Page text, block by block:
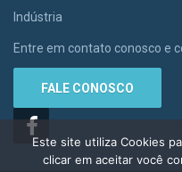
Indústria
Entre em contato conosco e
FALE CONOSCO
Este site utiliza Cookies
clicar em aceitar você